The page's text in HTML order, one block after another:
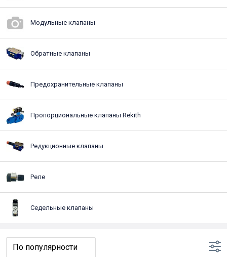
Модульные клапаны
Обратные клапаны
Предохранительные клапаны
Пропорциональные клапаны Rekith
Редукционные клапаны
Реле
Седельные клапаны